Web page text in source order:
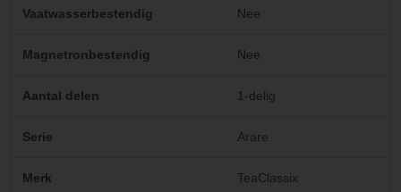
Vaatwasserbestendig Nee
Magnetronbestendig Nee
Aantal delen 1-delig
Serie Arare
Merk TeaClassix